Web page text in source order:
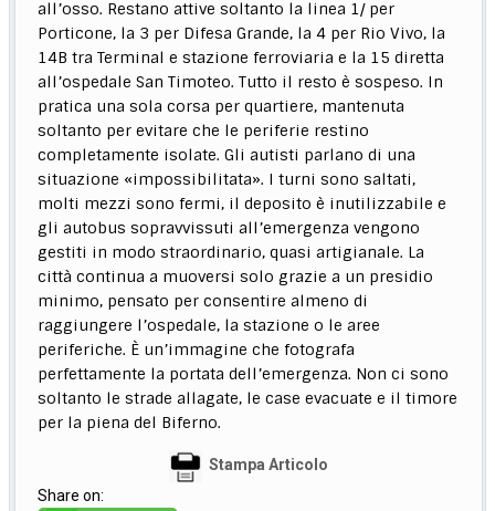
all’osso. Restano attive soltanto la linea 1/ per
Porticone, la 3 per Difesa Grande, la 4 per Rio Vivo, la
14B tra Terminal e stazione ferroviaria e la 15 diretta
all’ospedale San Timoteo. Tutto il resto è sospeso. In
pratica una sola corsa per quartiere, mantenuta
soltanto per evitare che le periferie restino
completamente isolate. Gli autisti parlano di una
situazione «impossibilitata». I turni sono saltati,
molti mezzi sono fermi, il deposito è inutilizzabile e
gli autobus sopravvissuti all’emergenza vengono
gestiti in modo straordinario, quasi artigianale. La
città continua a muoversi solo grazie a un presidio
minimo, pensato per consentire almeno di
raggiungere l’ospedale, la stazione o le aree
periferiche. È un’immagine che fotografa
perfettamente la portata dell’emergenza. Non ci sono
soltanto le strade allagate, le case evacuate e il timore
per la piena del Biferno.
Stampa Articolo
Share on: